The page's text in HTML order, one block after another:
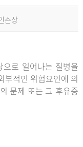
손상
로 일어나는 질병을
부적인 위험요인에 의
문제 또는 그 후유증